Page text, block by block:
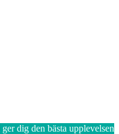
dig den bästa upplevelsen